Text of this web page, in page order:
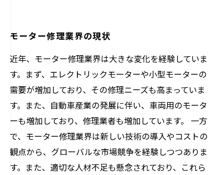
モーター修理業界の現状
近年、モーター修理業界は大きな変化を経験していま
す。まず、エレクトリックモーターや小型モーターの
需要が増加しており、その修理ニーズも高まっていま
す。また、自動車産業の発展に伴い、車両用のモータ
ーも増加しており、修理業者も増加しています。 一方
で、モーター修理業界は新しい技術の導入やコストの
観点から、グローバルな市場競争を経験しつつありま
す。また、適切な人材不足も懸念されており、これら